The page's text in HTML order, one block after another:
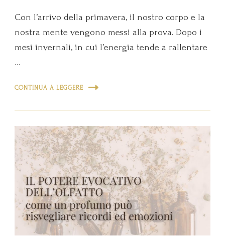
Con l’arrivo della primavera, il nostro corpo e la
nostra mente vengono messi alla prova. Dopo i
mesi invernali, in cui l’energia tende a rallentare
…
CONTINUA A LEGGERE